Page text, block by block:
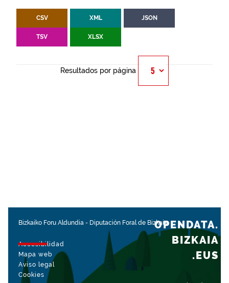
CSV XML JSON
TSV XLSX
Resultados por página
Bizkaiko Foru Aldundia - Diputación Foral de Bizkaia
Accesibilidad
Mapa web
Aviso legal
Cookies
OPENDATA.
BIZKAIA
.EUS